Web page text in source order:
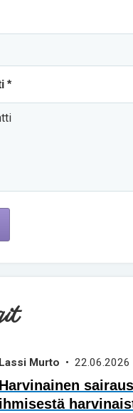
*
Lassi Murto • 22.06.2026
Harvinainen
ihmisestä